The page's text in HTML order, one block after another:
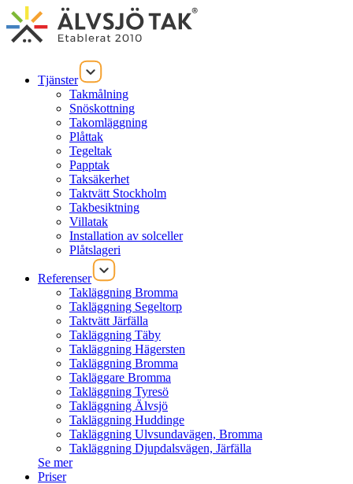
Tjänster
Takmålning
Snöskottning
Takomläggning
Plåttak
Tegeltak
Papptak
Taksäkerhet
Taktvätt Stockholm
Takbesiktning
Villatak
Installation av solceller
Plåtslageri
Referenser
Takläggning Bromma
Takläggning Segeltorp
Taktvätt Järfälla
Takläggning Täby
Takläggning Hägersten
Takläggning Bromma
Takläggare Bromma
Takläggning Tyresö
Takläggning Älvsjö
Takläggning Huddinge
Takläggning Ulvsundavägen, Bromma
Takläggning Djupdalsvägen, Järfälla
Se mer
Priser